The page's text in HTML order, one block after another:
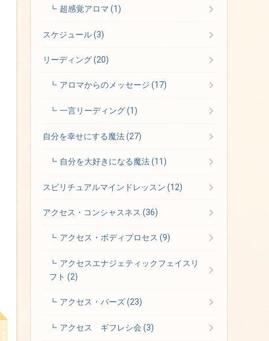
超感覚アロマ(1)
スケジュール(3)
リーディング(20)
アロマからのメッセージ(17)
一言リーディング(1)
自分を幸せにする魔法(27)
自分を大好きになる魔法(11)
スピリチュアルマインドレッスン (12)
アクセス・コンシャスネス (36)
アクセス・ボディプロセス(9)
アクセスエナジェティックフェイスリ
フト(2)
アクセス・バーズ(23)
アクセス ギフレシ会(3)